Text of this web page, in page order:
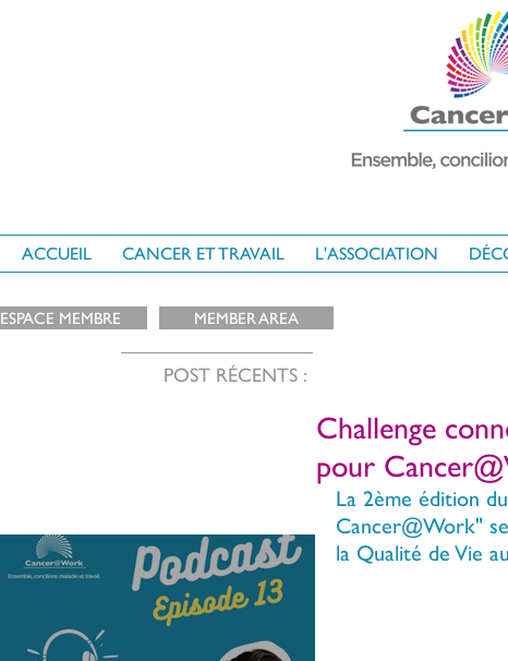
ACCUEIL CANCER ET TRAVAIL L'ASSOCIATION
ESPACE MEMBRE MEMBER AREA
POST RÉCENTS :
Challenge
pour
La 2ème édition
Cancer@Work"
la Qualité de Vie